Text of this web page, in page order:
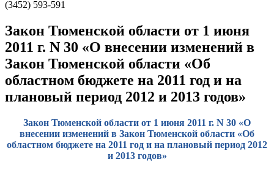
(3452) 593-591
Закон Тюменской области от 1 июня
2011 г. N 30 «О внесении изменений в
Закон Тюменской области «Об
областном бюджете на 2011 год и на
плановый период 2012 и 2013 годов»
Закон Тюменской области от 1 июня 2011 г. N 30 «О
внесении изменений в Закон Тюменской области «Об
областном бюджете на 2011 год и на плановый период 2012
и 2013 годов»